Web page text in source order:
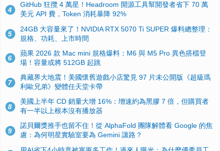
4
GitHub 狂攬 4 萬星！Headroom 開源工具幫開發者省下 70 萬
美元 API 費，Token 消耗暴降 92%
5
24GB 大容量來了！NVIDIA RTX 5070 Ti SUPER 爆料總整理：
規格、功耗、上市時間
6
蘋果 2026 款 Mac mini 規格爆料：M6 與 M5 Pro 異色搭檔登
場！容量或將 512GB 起跳
7
典藏界大地震！美國懷舊遊戲小店驚見 97 片未公開版《超級瑪
利歐兄弟》變體任天堂卡帶
8
美國上半年 CD 銷量大增 16%：增速約為黑膠 7 倍，但購買者
有一半以上根本沒有播放器
9
諾貝爾獎推手也留不住！從 AlphaFold 團隊解體看 Google 的焦
慮：為何明星實驗室要為 Gemini 讓路？